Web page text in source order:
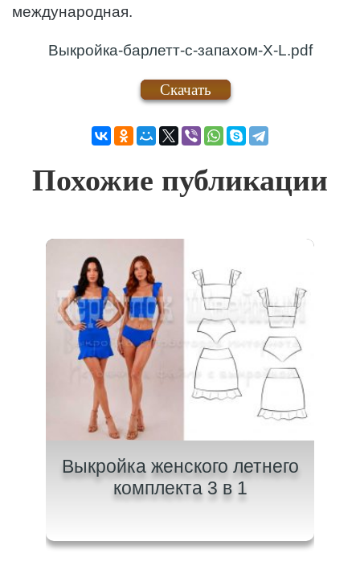
международная.
Выкройка-барлетт-с-запахом-X-L.pdf
Скачать
Похожие публикации
Выкройка женского летнего
комплекта 3 в 1